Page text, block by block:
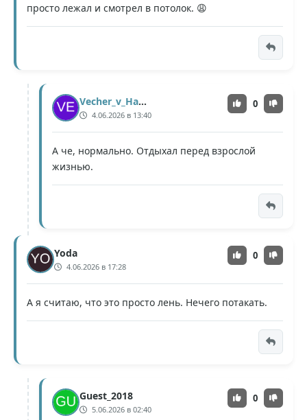
просто лежал и смотрел в потолок. 😩
Vecher_v_Hatu
4.06.2026 в 13:40
0
А че, нормально. Отдыхал перед взрослой
жизнью.
Yoda
4.06.2026 в 17:28
0
А я считаю, что это просто лень. Нечего потакать.
Guest_2018
5.06.2026 в 02:40
0